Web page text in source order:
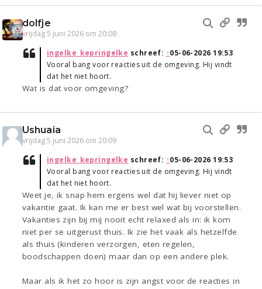
dolfje
vrijdag 5 juni 2026 om 20:08
ingelke_kepringelke schreef: ↑05-06-2026 19:53
Vooral bang voor reacties uit de omgeving. Hij vindt
dat het niet hoort.
Wat is dat voor omgeving?
Ushuaia
vrijdag 5 juni 2026 om 20:09
ingelke_kepringelke schreef: ↑05-06-2026 19:53
Vooral bang voor reacties uit de omgeving. Hij vindt
dat het niet hoort.
Weet je, ik snap hem ergens wel dat hij liever niet op
vakantie gaat. Ik kan me er best wel wat bij voorstellen.
Vakanties zijn bij mij nooit echt relaxed als in: ik kom
niet per se uitgerust thuis. Ik zie het vaak als hetzelfde
als thuis (kinderen verzorgen, eten regelen,
boodschappen doen) maar dan op een andere plek.
Maar als ik het zo hoor is zijn angst voor de reacties in